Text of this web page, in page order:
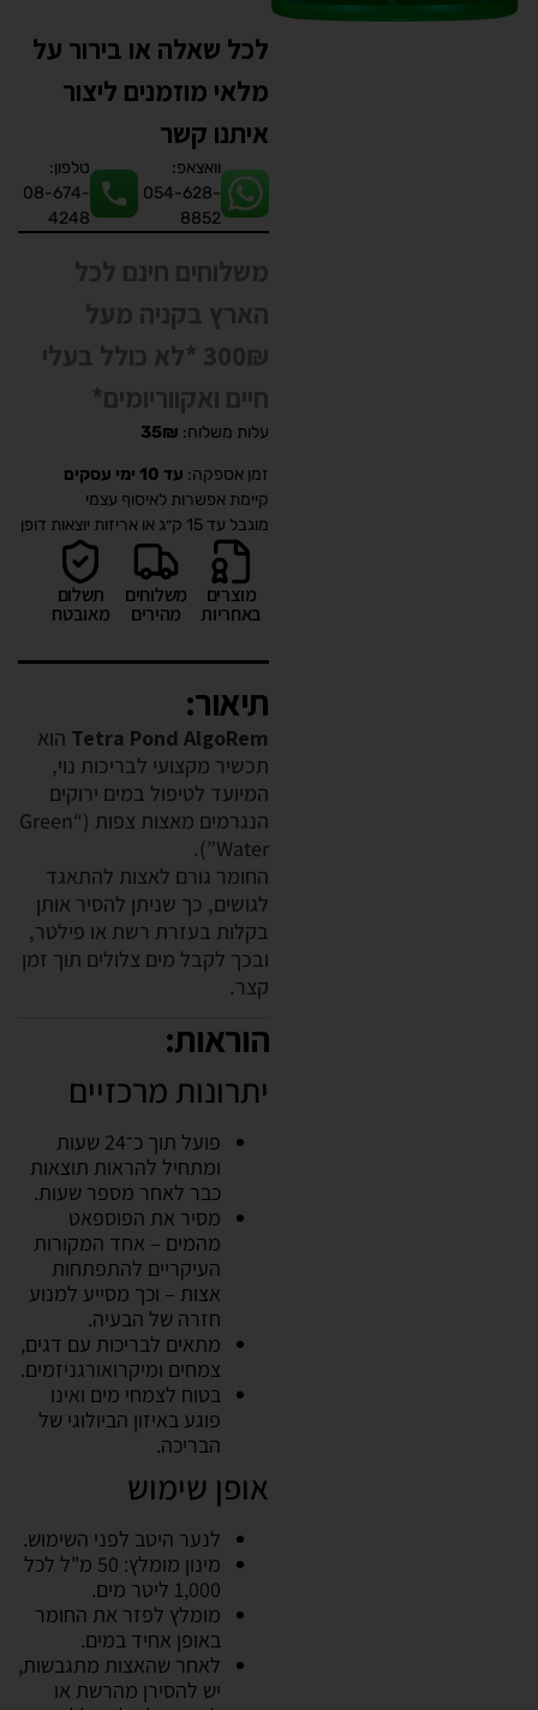
לכל שאלה או בירור על
מלאי מוזמנים ליצור
איתנו קשר
וואצאפ:
054-628-
8852
טלפון:
08-674-
4248
משלוחים חינם לכל
הארץ בקניה מעל
300₪ *לא כולל בעלי
חיים ואקווריומים*
עלות משלוח: 35₪
זמן אספקה: עד 10 ימי עסקים
קיימת אפשרות לאיסוף עצמי
מוגבל עד 15 ק״ג או אריזות יוצאות דופן
מוצרים
באחריות
משלוחים
מהירים
תשלום
מאובטח
תיאור:
Tetra Pond AlgoRem הוא
תכשיר מקצועי לבריכות נוי,
המיועד לטיפול במים ירוקים
הנגרמים מאצות צפות (“Green
Water”).
החומר גורם לאצות להתאגד
לגושים, כך שניתן להסיר אותן
בקלות בעזרת רשת או פילטר,
ובכך לקבל מים צלולים תוך זמן
קצר.
הוראות:
יתרונות מרכזיים
פועל תוך כ־24 שעות
ומתחיל להראות תוצאות
כבר לאחר מספר שעות.
מסיר את הפוספאט
מהמים – אחד המקורות
העיקריים להתפתחות
אצות – וכך מסייע למנוע
חזרה של הבעיה.
מתאים לבריכות עם דגים,
צמחים ומיקרואורגניזמים.
בטוח לצמחי מים ואינו
פוגע באיזון הביולוגי של
הבריכה.
אופן שימוש
לנער היטב לפני השימוש.
מינון מומלץ: 50 מ"ל לכל
1,000 ליטר מים.
מומלץ לפזר את החומר
באופן אחיד במים.
לאחר שהאצות מתגבשות,
יש להסירן מהרשת או